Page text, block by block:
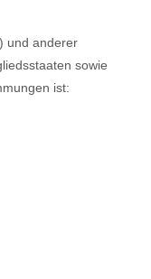
und anderer
sowie
ist: